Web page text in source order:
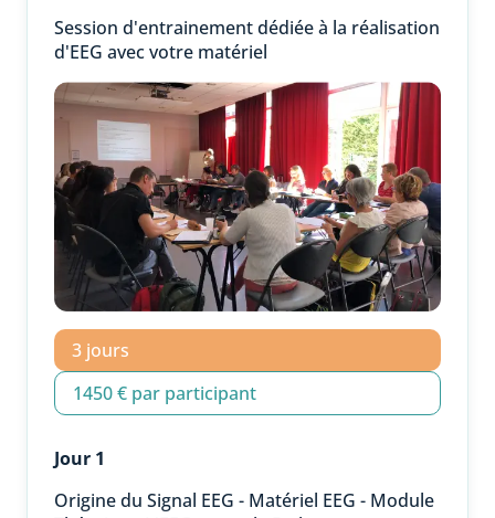
Session d'entrainement dédiée à la réalisation
d'EEG avec votre matériel
3 jours
1450 € par participant
Jour 1
Origine du Signal EEG - Matériel EEG - Module